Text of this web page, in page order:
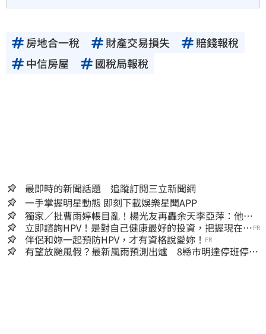
房地合一稅 財產交易損失
賠錢報稅
中信房屋
國稅局報稅
最即時的新聞話題 追蹤訂閱三立新聞網
一手掌握明星動態 即刻下載娛樂星聞APP
獨家／批曹雨婷帳目亂！楊光友再轟余天李亞萍：他們
工會跟演藝圈沒關
立即諮詢HPV！是對自己健康最好的投資，把握現在不
嫌晚！
PR
伴侶和妳一起預防HPV，才有資格說愛妳！ PR
有望放颱風假？最新風雨預測出爐 8縣市明達停班停課